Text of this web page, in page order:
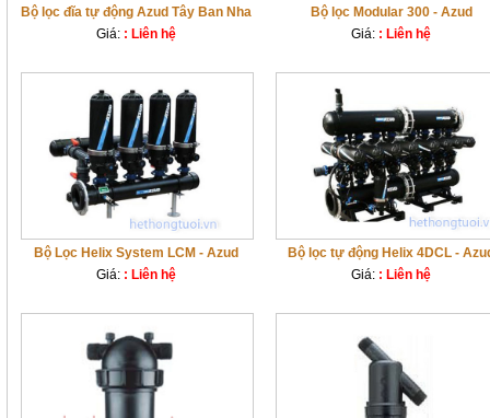
Bộ lọc đĩa tự động Azud Tây Ban Nha
Giá: : Liên hệ
Bộ lọc Modular 300 - Azud
Giá: : Liên hệ
Bộ Lọc Helix System LCM - Azud
Giá: : Liên hệ
Bộ lọc tự động Helix 4DCL -
Giá: : Liên hệ